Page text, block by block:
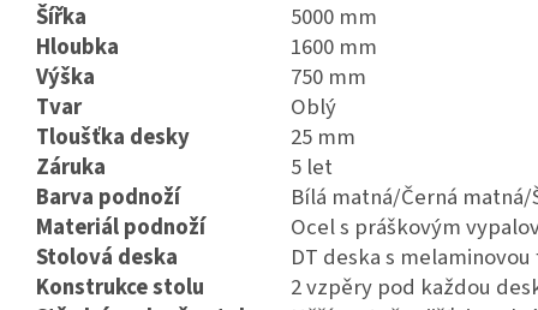
Šířka
5000 mm
Hloubka
1600 mm
Výška
750 mm
Tvar
Oblý
Tloušťka desky
25 mm
Záruka
5 let
Barva podnoží
Bílá matná/Černá matná/
Materiál podnoží
Ocel s práškovým
Stolová deska
DT deska s
Konstrukce stolu
2 vzpěry pod každou